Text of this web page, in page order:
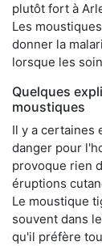
plutôt fort à
Les
donner la
lorsque les
Quelques
moustiques
Il y a certaines
danger pour
provoque rien
éruptions
Le moustique
souvent dans
qu'il préfère